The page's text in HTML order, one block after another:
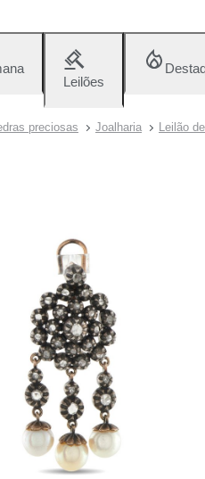
Leilões
preciosas Joalharia Leilão